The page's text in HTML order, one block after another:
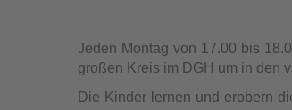
Jeden Montag von 17.00 bis
großen Kreis im DGH um in den
Die Kinder lernen und erobern